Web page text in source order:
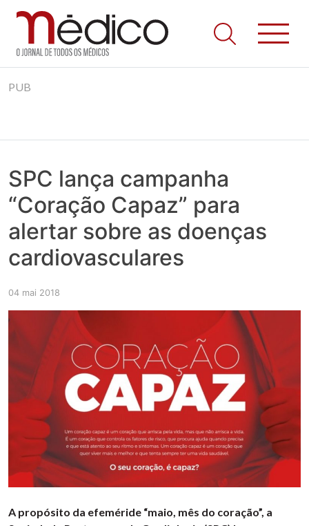
to
Jornal Médico
Médico – O Jornal de Todos os Médicos. Onde as notícias
realmente contam! Tudo o que se passa na Saúde!
PUB
SPC lança campanha
“Coração Capaz” para
alertar sobre as doenças
cardiovasculares
04 mai 2018
A propósito da efeméride “maio, mês do coração”, a